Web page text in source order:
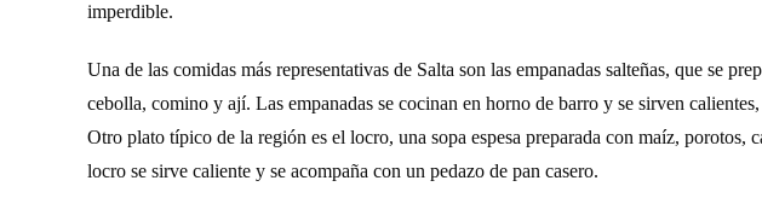
imperdible.
Una de las comidas más representativas de Salta son las empanadas salteñas, que se
cebolla, comino y ají. Las empanadas se cocinan en horno de barro y se sirven
Otro plato típico de la región es el locro, una sopa espesa preparada con maíz, porotos,
locro se sirve caliente y se acompaña con un pedazo de pan casero.